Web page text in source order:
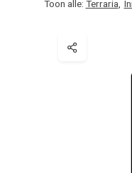
Toon alle: Terraria